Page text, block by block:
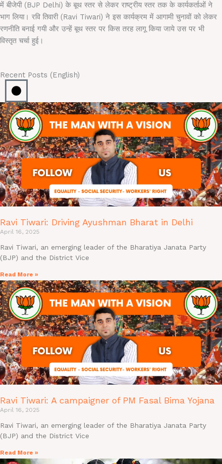
में बीजेपी (BJP Delhi) के बूथ स्तर से लेकर राष्ट्रीय स्तर तक के कार्यकर्ताओं ने
भाग लिया। रवि तिवारी (Ravi Tiwari) ने इस कार्यक्रम में आगामी चुनावों को लेकर
रणनीति बनाई गयी और उन्हें बूथ स्तर पर किस तरह लागू किया जाये उस पर भी
विस्तृत चर्चा हुई।
Recent Posts (English)
Ravi Tiwari: Driving Ayushman Bharat in Delhi
April 16, 2025
Ravi Tiwari, an emerging leader of the Bharatiya Janata Party
(BJP) and the District Vice
Read More »
Ravi Tiwari: A campaigner of PM Fasal Bima Yojana
April 16, 2025
Ravi Tiwari, an emerging leader of the Bharatiya Janata Party
(BJP) and the District Vice
Read More »